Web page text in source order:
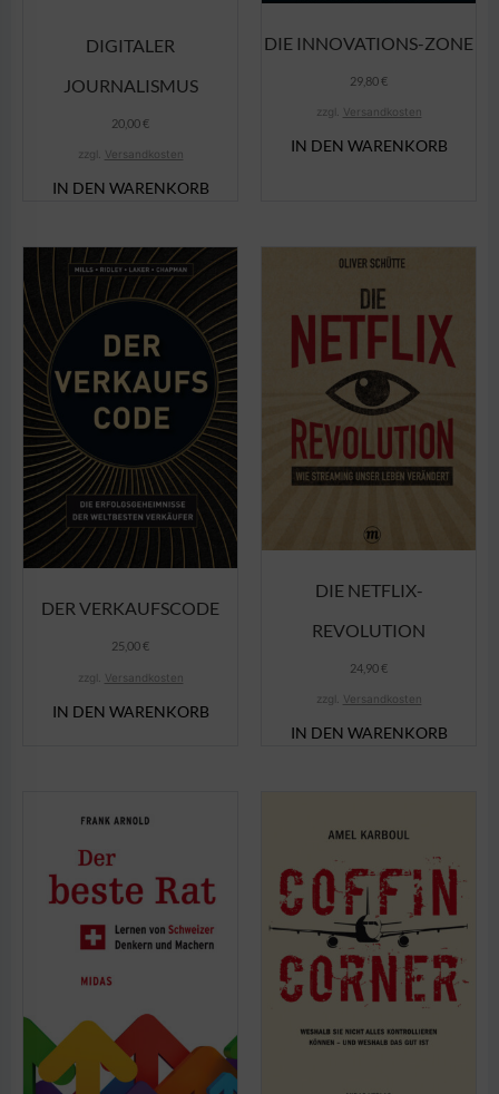
DIGITALER
JOURNALISMUS
20,00€
zzgl. Versandkosten
IN DEN WARENKORB
DIE INNOVATIONS-ZONE
29,80€
zzgl. Versandkosten
IN DEN WARENKORB
DER VERKAUFSCODE
25,00€
zzgl. Versandkosten
IN DEN WARENKORB
DIE NETFLIX-
REVOLUTION
24,90€
zzgl. Versandkosten
IN DEN WARENKORB